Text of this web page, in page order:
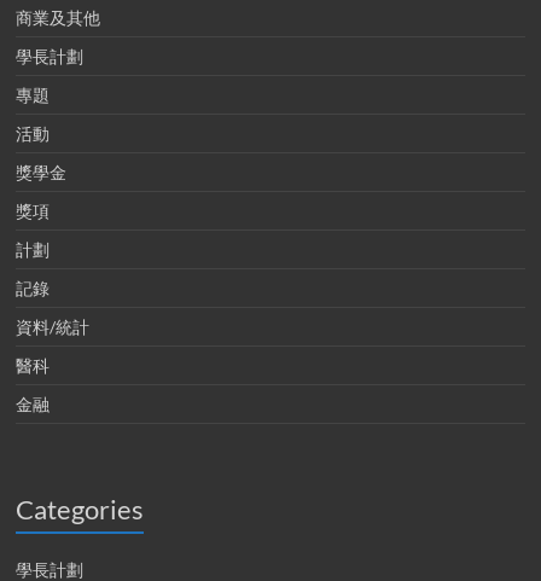
商業及其他
學長計劃
專題
活動
獎學金
獎項
計劃
記錄
資料/統計
醫科
金融
Categories
學長計劃